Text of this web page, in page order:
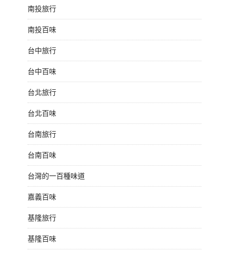
南投旅行
南投百味
台中旅行
台中百味
台北旅行
台北百味
台南旅行
台南百味
台灣的一百種味道
嘉義百味
基隆旅行
基隆百味